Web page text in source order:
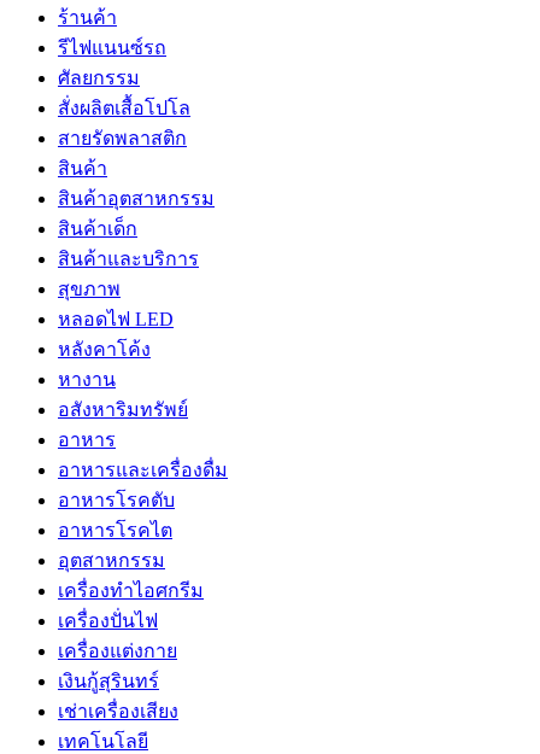
ร้านค้า
รีไฟแนนซ์รถ
ศัลยกรรม
สั่งผลิตเสื้อโปโล
สายรัดพลาสติก
สินค้า
สินค้าอุตสาหกรรม
สินค้าเด็ก
สินค้าและบริการ
สุขภาพ
หลอดไฟ LED
หลังคาโค้ง
หางาน
อสังหาริมทรัพย์
อาหาร
อาหารและเครื่องดื่ม
อาหารโรคตับ
อาหารโรคไต
อุตสาหกรรม
เครื่องทำไอศกรีม
เครื่องปั่นไฟ
เครื่องแต่งกาย
เงินกู้สุรินทร์
เช่าเครื่องเสียง
เทคโนโลยี